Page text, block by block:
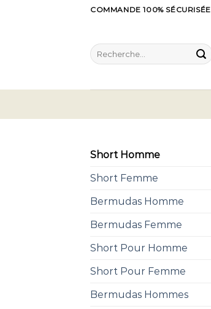
COMMANDE 100% SÉCURISÉE
Recherche
pour :
Short Homme
Short Femme
Bermudas Homme
Bermudas Femme
Short Pour Homme
Short Pour Femme
Bermudas Hommes